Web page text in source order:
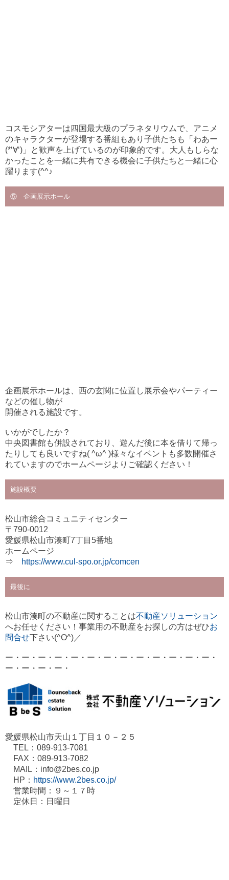
コスモシアターは四国最大級のプラネタリウムで、アニメ
のキャラクターが登場する番組もあり子供たちも「わあー
(*‘∀‘)」と歓声を上げているのが印象的です。大人もしらな
かったことを一緒に共有できる機会に子供たちと一緒に心
躍ります(^^♪
⑤ 企画展示ホール
企画展示ホールは、西の玄関に位置し展示会やパーティー
などの催し物が
開催される施設です。
いかがでしたか？
中央図書館も併設されており、遊んだ後に本を借りて帰っ
たりしても良いですね( ^ω^ )様々なイベントも多数開催さ
れていますのでホームページよりご確認ください！
施設概要
松山市総合コミュニティセンター
〒790-0012
愛媛県松山市湊町7丁目5番地
ホームページ
⇒
https://www.cul-spo.or.jp/comcen
最後に
松山市湊町の不動産に関することは不動産ソリューション
へお任せください！ 事業用の不動産をお探しの方はぜひお
問合せ下さい(^O^)／
ー・ー・ー・ ー・ー・ー・ ー・ー・ー・ ー・ー・ー・ ー・
ー・ー・ ー・ー・
愛媛県松山市天山１丁目１０－２５
TEL：089-913-7081
FAX：089-913-7082
MAIL：info@2bes.co.jp
HP： https://www.2bes.co.jp/
営業時間：９～１７時
定休日：日曜日